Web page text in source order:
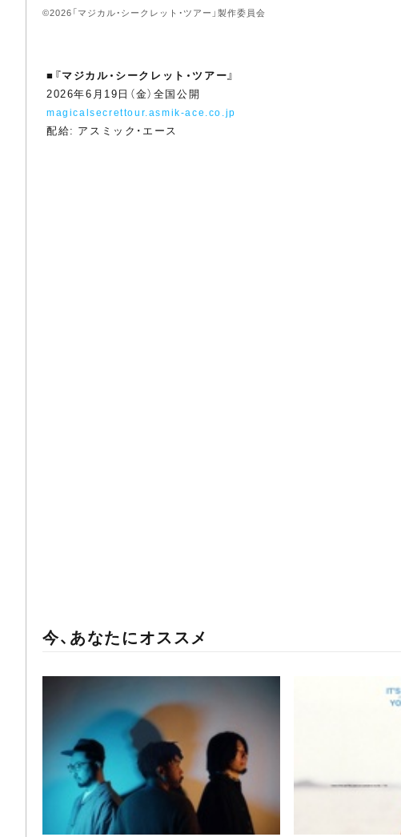
©2026「マジカル・シークレット・ツアー」製作委員会
■ 『マジカル・シークレット・ツアー』
2026年6月19日（金）全国公開
magicalsecrettour.asmik-ace.co.jp
配給: アスミック・エース
今、あなたにオススメ